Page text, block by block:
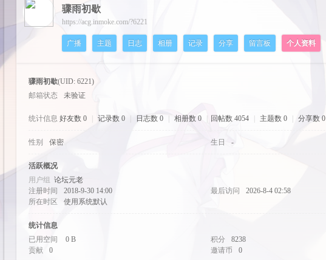
cos
pal
骤雨初歇
https://acg.inmoke.com/?6221
广播 主题 日志 相册 记录 分享 留言板 个人资料
骤雨初歇(UID: 6221)
邮箱状态
未验证
统计信息 好友数 0 记录数 0 日志数 0 相册数 0 回帖数 4054 主题数 0 分享数 0
性别 保密 生日 -
活跃概况
用户组 论坛元老
注册时间
2018-9-30 14:00 最后访问 2026-8-4 02:58
所在时区
使用系统默认
统计信息
已用空间
0 B 积分 8238
贡献
0 邀请币
0